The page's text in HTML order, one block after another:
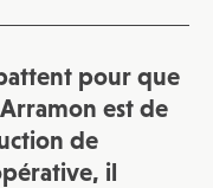
pour que
est de
de
il